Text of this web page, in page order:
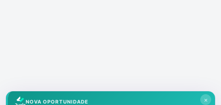
×
NOVA OPORTUNIDADE